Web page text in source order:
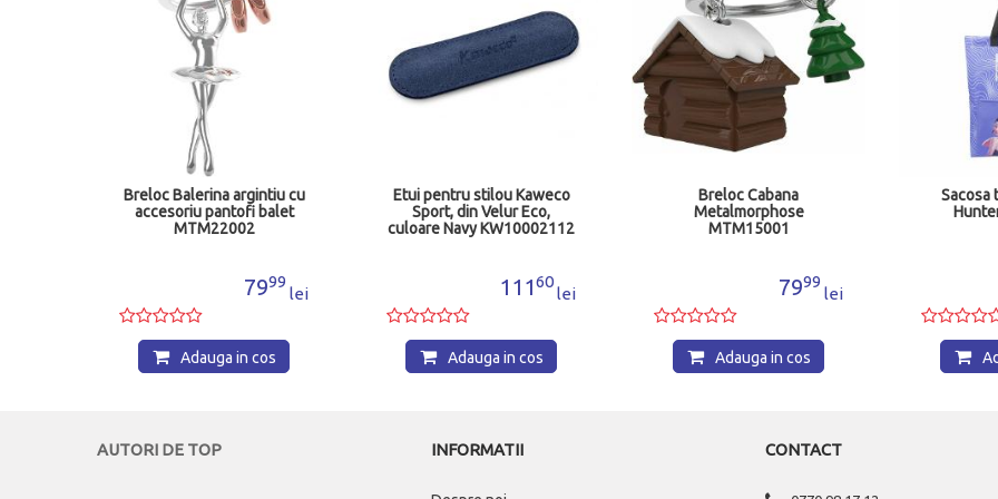
Etui pentru stilou Kaweco
Sport, din Velur Eco,
culoare Navy KW10002112
11160
lei
Adauga in cos
Breloc Cabana
Metalmorphose
MTM15001
7999
lei
Adauga in cos
Sacosa textila Demon
Hunter MJ304804
9000
lei
Adauga in cos
Breloc
cutie
AUTORI DE TOP INFORMATII CONTACT